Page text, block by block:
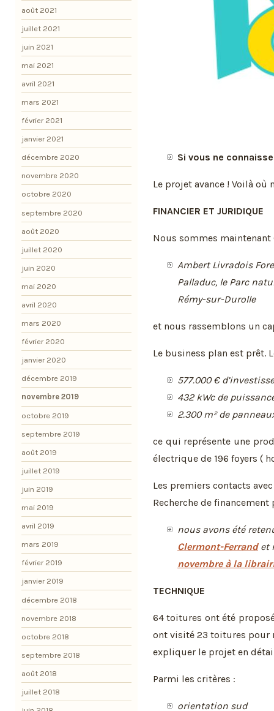
Si vous ne
Le projet avance ! Voilà où
FINANCIER ET JURIDIQUE
Nous sommes
Ambert Livradois
Palladuc, le Parc
Rémy-sur-Durolle
et nous rassemblons un
Le business plan est prêt.
577.000 €
432 kWc de
2.300 m² de
ce qui représente une
électrique de 196 foyers (
Les premiers contacts
Recherche de
nous avons été
Clermont-Ferrandet
novembre à la
TECHNIQUE
64 toitures ont été
ont visité 23 toitures pour
expliquer le projet en
Parmi les critères :
orientation sud
août 2021
juillet 2021
juin 2021
mai 2021
avril 2021
mars 2021
février 2021
janvier 2021
décembre 2020
novembre 2020
octobre 2020
septembre 2020
août 2020
juillet 2020
juin 2020
mai 2020
avril 2020
mars 2020
février 2020
janvier 2020
décembre 2019
novembre 2019
octobre 2019
septembre 2019
août 2019
juillet 2019
juin 2019
mai 2019
avril 2019
mars 2019
février 2019
janvier 2019
décembre 2018
novembre 2018
octobre 2018
septembre 2018
août 2018
juillet 2018